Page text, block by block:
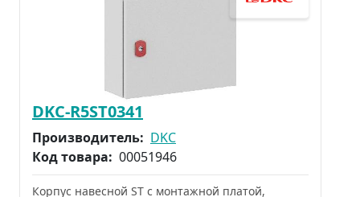
DKC-R5ST0341
Производитель: DKC
Код товара: 00051946
Корпус навесной ST с монтажной платой,